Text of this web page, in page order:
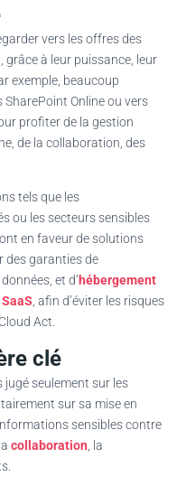
vers les offres des
grâce à leur puissance, leur
exemple, beaucoup
Online ou vers
profiter de la gestion
de la collaboration, des
tels que les
ou les secteurs sensibles
en faveur de solutions
des garanties de
et d’hébergement
, afin d’éviter les risques
Act.
clé
jugé seulement sur les
sur sa mise en
sensibles contre
collaboration , la